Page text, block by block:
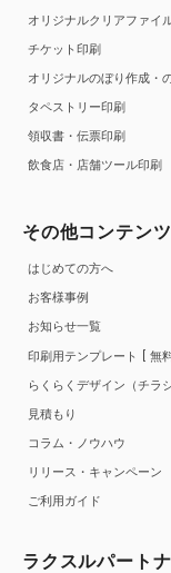
オリジナルクリアファイ
チケット印刷
オリジナルのぼり作成・
タペストリー印刷
領収書・伝票印刷
飲食店・店舗ツール印刷
その他コンテン
はじめての方へ
お客様事例
お知らせ一覧
印刷用テンプレート
無
らくらくデザイン（チラシ
見積もり
コラム・ノウハウ
リリース・キャンペーン
ご利用ガイド
ラクスルパート